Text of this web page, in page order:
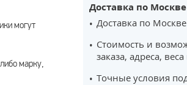
могут
марку,
Доставка по Москве
Доставка по
Стоимость и
заказа, адреса,
Точные условия